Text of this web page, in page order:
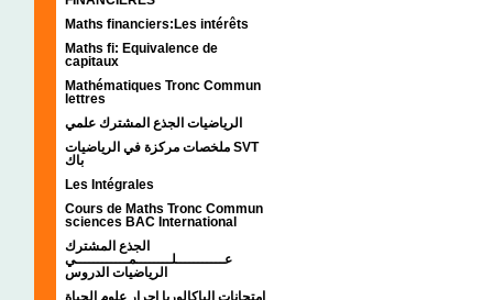
Maths financiers:Les intérêts
Maths fi: Equivalence de
capitaux
Mathématiques Tronc Commun
lettres
الرياضيات الجذع المشترك علمي
ملخصات مركزة في الرياضيات SVT
باك
Les Intégrales
Cours de Maths Tronc Commun
sciences BAC International
الجذع المشترك
عـــــــــــلــــــــمــــــــــــي
الرياضيات الدروس
امتحانات الباكالوريا احرار علوم الحياة